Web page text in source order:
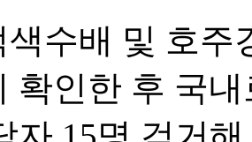
색수배 및 호주
확인한 후 국